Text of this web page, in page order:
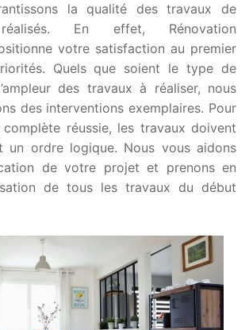
la qualité des travaux de
En effet, Rénovation
votre satisfaction au premier
Quels que soient le type de
des travaux à réaliser, nous
des interventions exemplaires. Pour
réussie, les travaux doivent
un ordre logique. Nous vous aidons
de votre projet et prenons en
de tous les travaux du début